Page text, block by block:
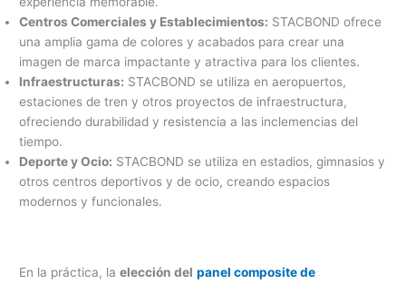
Centros Comerciales y Establecimientos: STACBOND ofrece
una amplia gama de colores y acabados para crear una
imagen de marca impactante y atractiva para los clientes.
Infraestructuras: STACBOND se utiliza en aeropuertos,
estaciones de tren y otros proyectos de infraestructura,
ofreciendo durabilidad y resistencia a las inclemencias del
tiempo.
Deporte y Ocio: STACBOND se utiliza en estadios, gimnasios y
otros centros deportivos y de ocio, creando espacios
modernos y funcionales.
En la práctica, laelección del panel composite de